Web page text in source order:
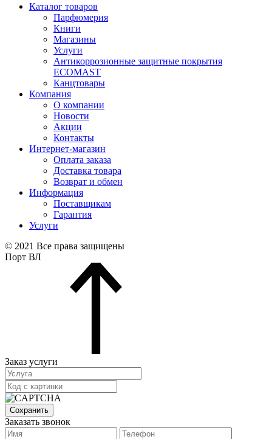
Каталог товаров
Парфюмерия
Книги
Магазины
Услуги
Антикоррозионные защитные покрытия
ECOMAST
Канцтовары
Компания
О компании
Новости
Акции
Контакты
Интернет-магазин
Оплата заказа
Доставка товара
Возврат и обмен
Информация
Поставщикам
Гарантия
Услуги
© 2021 Все права защищены
Порт ВЛ
Заказ услуги
Сохранить
Заказать звонок